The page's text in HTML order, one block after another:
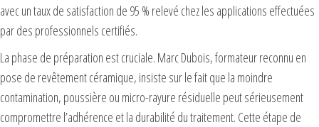
avec un taux de satisfaction de 95 % relevé chez les applications effectuées
par des professionnels certifiés.
La phase de préparation est cruciale. Marc Dubois, formateur reconnu en
pose de revêtement céramique, insiste sur le fait que la moindre
contamination, poussière ou micro-rayure résiduelle peut sérieusement
compromettre l’adhérence et la durabilité du traitement. Cette étape de